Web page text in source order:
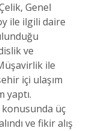
Genel
ile ilgili daire
ve
ile
içi ulaşım
yaptı.
konusunda üç
ve fikir alış